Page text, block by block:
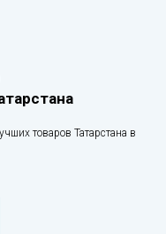
товаров Татарстана в